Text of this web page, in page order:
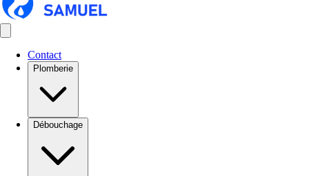
Contact
Plomberie
Débouchage